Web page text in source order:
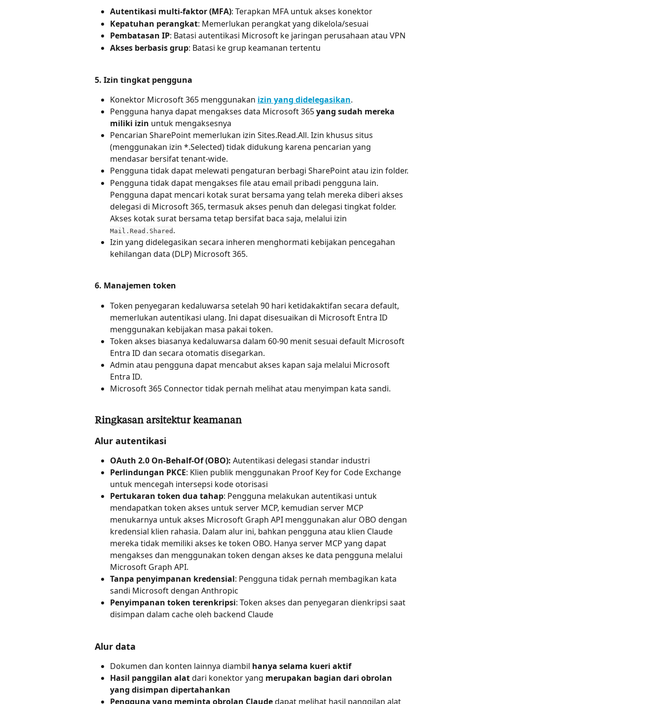
Autentikasi multi-faktor (MFA): Terapkan MFA untuk akses konektor
Kepatuhan perangkat: Memerlukan perangkat yang dikelola/sesuai
Pembatasan IP: Batasi autentikasi Microsoft ke jaringan perusahaan atau VPN
Akses berbasis grup: Batasi ke grup keamanan tertentu
5. Izin tingkat pengguna
Konektor Microsoft 365 menggunakan izin yang didelegasikan.
Pengguna hanya dapat mengakses data Microsoft 365 yang sudah mereka
miliki izin untuk mengaksesnya
Pencarian SharePoint memerlukan izin Sites.Read.All. Izin khusus situs
(menggunakan izin *.Selected) tidak didukung karena pencarian yang
mendasar bersifat tenant-wide.
Pengguna tidak dapat melewati pengaturan berbagi SharePoint atau izin folder.
Pengguna tidak dapat mengakses file atau email pribadi pengguna lain.
Pengguna dapat mencari kotak surat bersama yang telah mereka diberi akses
delegasi di Microsoft 365, termasuk akses penuh dan delegasi tingkat folder.
Akses kotak surat bersama tetap bersifat baca saja, melalui izin
Mail.Read.Shared .
Izin yang didelegasikan secara inheren menghormati kebijakan pencegahan
kehilangan data (DLP) Microsoft 365.
6. Manajemen token
Token penyegaran kedaluwarsa setelah 90 hari ketidakaktifan secara default,
memerlukan autentikasi ulang. Ini dapat disesuaikan di Microsoft Entra ID
menggunakan kebijakan masa pakai token.
Token akses biasanya kedaluwarsa dalam 60-90 menit sesuai default Microsoft
Entra ID dan secara otomatis disegarkan.
Admin atau pengguna dapat mencabut akses kapan saja melalui Microsoft
Entra ID.
Microsoft 365 Connector tidak pernah melihat atau menyimpan kata sandi.
Ringkasan arsitektur keamanan
Alur autentikasi
OAuth 2.0 On-Behalf-Of (OBO): Autentikasi delegasi standar industri
Perlindungan PKCE: Klien publik menggunakan Proof Key for Code Exchange
untuk mencegah intersepsi kode otorisasi
Pertukaran token dua tahap: Pengguna melakukan autentikasi untuk
mendapatkan token akses untuk server MCP, kemudian server MCP
menukarnya untuk akses Microsoft Graph API menggunakan alur OBO dengan
kredensial klien rahasia. Dalam alur ini, bahkan pengguna atau klien Claude
mereka tidak memiliki akses ke token OBO. Hanya server MCP yang dapat
mengakses dan menggunakan token dengan akses ke data pengguna melalui
Microsoft Graph API.
Tanpa penyimpanan kredensial: Pengguna tidak pernah membagikan kata
sandi Microsoft dengan Anthropic
Penyimpanan token terenkripsi: Token akses dan penyegaran dienkripsi saat
disimpan dalam cache oleh backend Claude
Alur data
Dokumen dan konten lainnya diambil hanya selama kueri aktif
Hasil panggilan alat dari konektor yang merupakan bagian dari obrolan
yang disimpan dipertahankan
Pengguna yang meminta obrolan Claude dapat melihat hasil panggilan alat